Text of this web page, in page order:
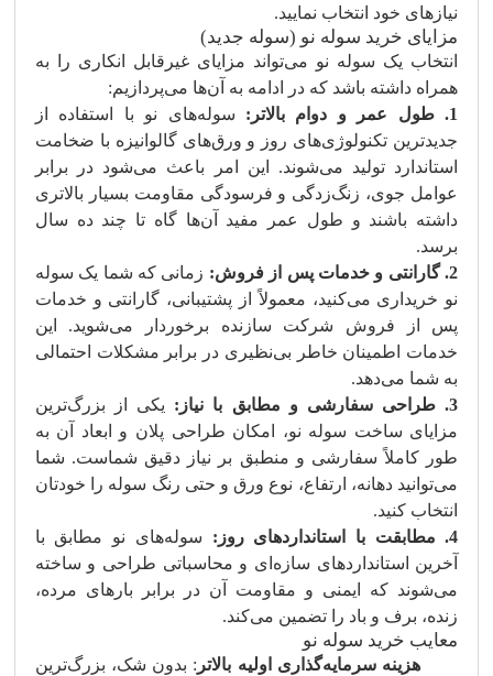
نیازهای خود انتخاب نمایید.
مزایای خرید سوله نو (سوله جدید)
انتخاب یک سوله نو می‌تواند مزایای غیرقابل انکاری را به
همراه داشته باشد که در ادامه به آن‌ها می‌پردازیم:
1. طول عمر و دوام بالاتر:
سوله‌های نو با استفاده از
جدیدترین تکنولوژی‌های روز و ورق‌های گالوانیزه با ضخامت
استاندارد تولید می‌شوند. این امر باعث می‌شود در برابر
عوامل جوی، زنگ‌زدگی و فرسودگی مقاومت بسیار بالاتری
داشته باشند و طول عمر مفید آن‌ها گاه تا چند ده سال
برسد.
2. گارانتی و خدمات پس از فروش:
زمانی که شما یک سوله
نو خریداری می‌کنید، معمولاً از پشتیبانی، گارانتی و خدمات
پس از فروش شرکت سازنده برخوردار می‌شوید. این
خدمات اطمینان خاطر بی‌نظیری در برابر مشکلات احتمالی
به شما می‌دهد.
3. طراحی سفارشی و مطابق با نیاز:
یکی از بزرگ‌ترین
مزایای ساخت سوله نو، امکان طراحی پلان و ابعاد آن به
طور کاملاً سفارشی و منطبق بر نیاز دقیق شماست. شما
می‌توانید دهانه، ارتفاع، نوع ورق و حتی رنگ سوله را خودتان
انتخاب کنید.
4. مطابقت با استانداردهای روز:
سوله‌های نو مطابق با
آخرین استانداردهای سازه‌ای و محاسباتی طراحی و ساخته
می‌شوند که ایمنی و مقاومت آن در برابر بارهای مرده،
زنده، برف و باد را تضمین می‌کند.
معایب خرید سوله نو
هزینه سرمایه‌گذاری اولیه بالاتر : بدون شک، بزرگ‌ترین